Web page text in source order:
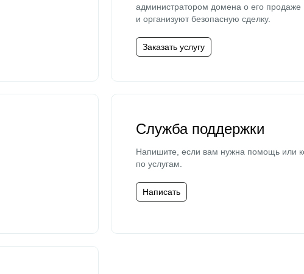
администратором домена о его
и организуют безопасную сделку.
Заказать услугу
Служба поддержки
Напишите, если вам нужна помощь или
по услугам.
Написать